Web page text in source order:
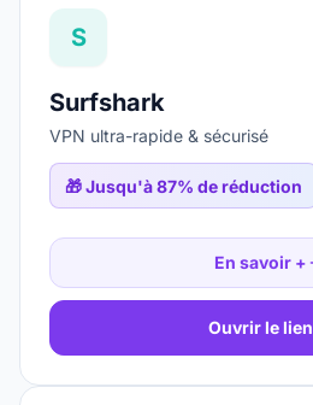
S
Surfshark
VPN ultra-rapide & sécurisé
🎁Jusqu'à 87% de réduction
En savoir +
Ouvrir le lien